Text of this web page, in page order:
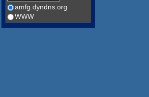
amfg.dyndns.org
WWW